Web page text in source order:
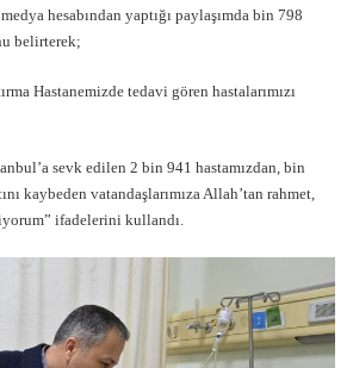
hesabından yaptığı paylaşımda bin 798
belirterek;
Hastanemizde tedavi gören hastalarımızı
sevk edilen 2 bin 941 hastamızdan, bin
kaybeden vatandaşlarımıza Allah’tan rahmet,
” ifadelerini kullandı.